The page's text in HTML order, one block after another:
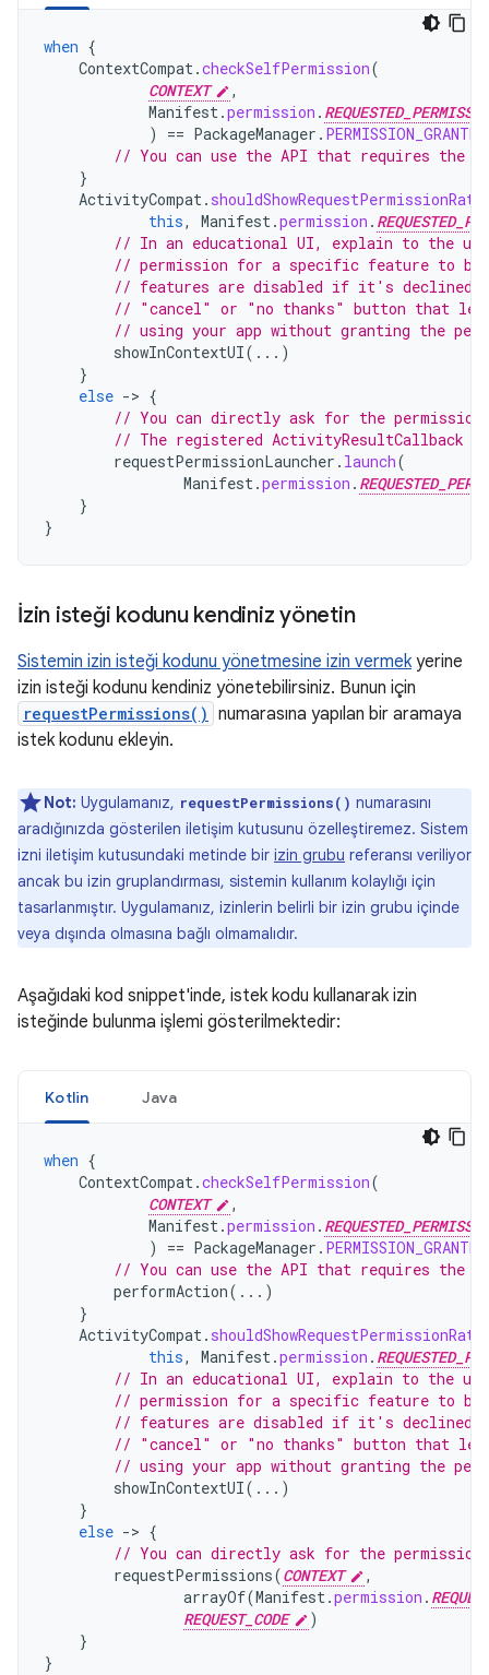
when {
ContextCompat.checkSelfPermission(
CONTEXT
,
Manifest.permission .
)
== PackageManager . PERMISSION_GRANTED
// You can use the API that requires the
}
ActivityCompat.
this, Manifest.permission .
// In an educational UI, explain to the
// permission for a specific feature to
// features are disabled if it's
// "cancel" or "no thanks" button that
// using your app without granting the
showInContextUI(...)
}
else -> {
// You can directly ask for the
// The registered ActivityResultCallback
requestPermissionLauncher . launch(
Manifest.permission .
}
}
İzin isteği kodunu kendiniz yönetin
Sistemin izin isteği kodunu yönetmesine izin vermekyerine
izin isteği kodunu kendiniz yönetebilirsiniz. Bunun için
requestPermissions() numarasına yapılan bir aramaya
istek kodunu ekleyin.
Not: Uygulamanız, requestPermissions() numarasını
aradığınızda gösterilen iletişim kutusunu özelleştiremez. Sistem
izni iletişim kutusundaki metinde bir izin grubu referansı veriliyor
ancak bu izin gruplandırması, sistemin kullanım kolaylığı için
tasarlanmıştır. Uygulamanız, izinlerin belirli bir izin grubu içinde
veya dışında olmasına bağlı olmamalıdır.
Aşağıdaki kod snippet'inde, istek kodu kullanarak izin
isteğinde bulunma işlemi gösterilmektedir:
Kotlin Java
when {
ContextCompat.checkSelfPermission(
CONTEXT
,
Manifest.permission .
)
== PackageManager . PERMISSION_GRANTED
// You can use the API that requires the
performAction(...)
}
ActivityCompat.
this, Manifest.permission .
// In an educational UI, explain to the
// permission for a specific feature to
// features are disabled if it's
// "cancel" or "no thanks" button that
// using your app without granting the
showInContextUI(...)
}
else -> {
// You can directly ask for the
requestPermissions(CONTEXT
,
arrayOf(Manifest.permission .
REQUEST_CODE
)
}
}